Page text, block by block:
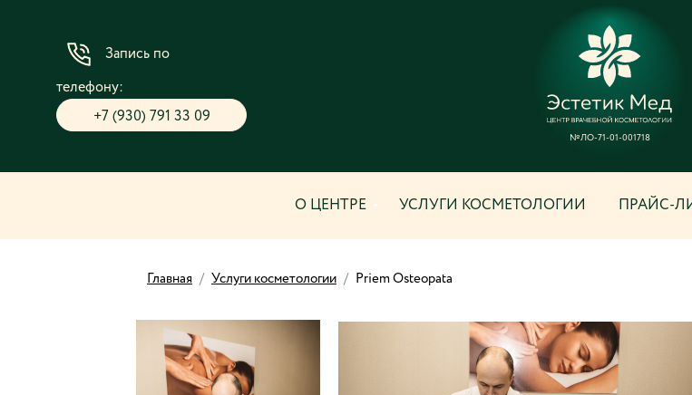
Запись по
телефону:
+7 (930) 791 33 09
№ЛО-71-01-001718
О ЦЕНТРЕ УСЛУГИ КОСМЕТОЛОГИИ ПРАЙС-
Главная / Услуги косметологии / Priem Osteopata